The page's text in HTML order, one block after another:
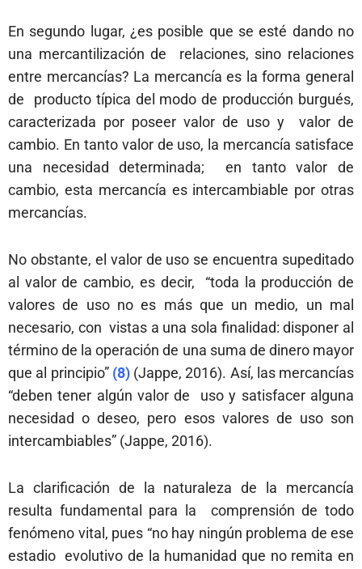
En segundo lugar, ¿es posible que se esté dando no
una mercantilización de relaciones, sino relaciones
entre mercancías? La mercancía es la forma general
de producto típica del modo de producción burgués,
caracterizada por poseer valor de uso y valor de
cambio. En tanto valor de uso, la mercancía satisface
una necesidad determinada; en tanto valor de
cambio, esta mercancía es intercambiable por otras
mercancías.
No obstante, el valor de uso se encuentra supeditado
al valor de cambio, es decir, “toda la producción de
valores de uso no es más que un medio, un mal
necesario, con vistas a una sola finalidad: disponer al
término de la operación de una suma de dinero mayor
que al principio” (8) (Jappe, 2016). Así, las mercancías
“deben tener algún valor de uso y satisfacer alguna
necesidad o deseo, pero esos valores de uso son
intercambiables” (Jappe, 2016).
La clarificación de la naturaleza de la mercancía
resulta fundamental para la comprensión de todo
fenómeno vital, pues “no hay ningún problema de ese
estadio evolutivo de la humanidad que no remita en